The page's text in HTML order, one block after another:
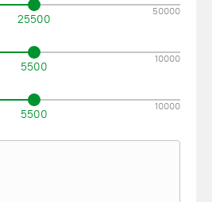
25500
50000
5500
10000
5500
10000